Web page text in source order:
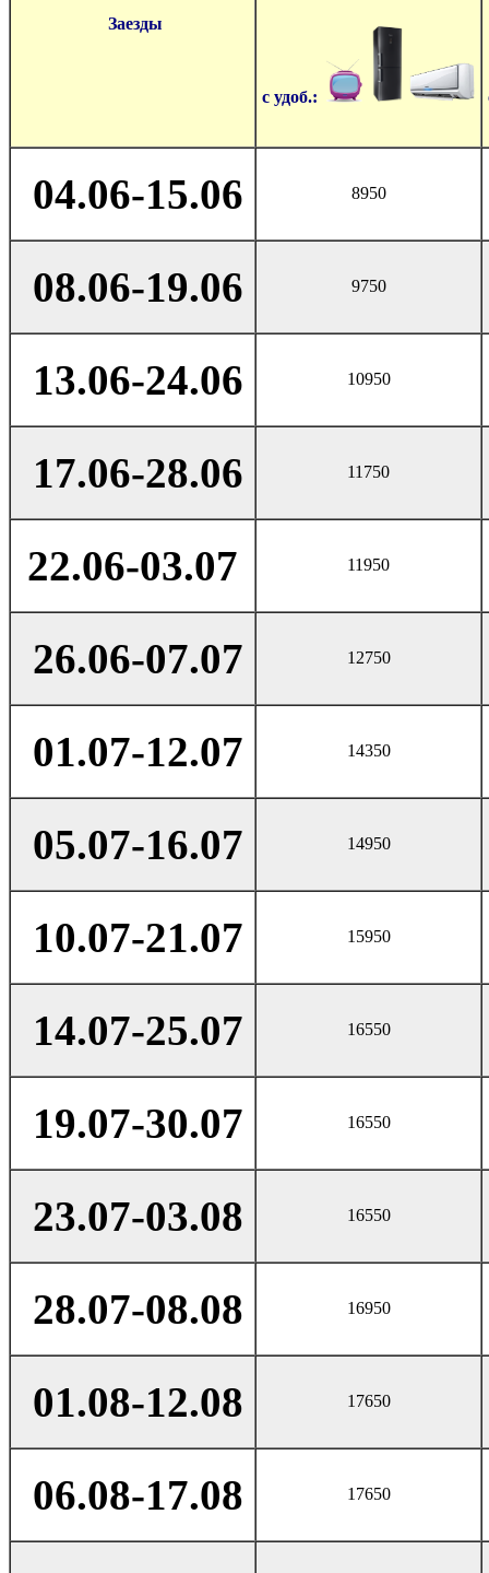
Заезды
с удоб.:
04.06-15.06 8950
08.06-19.06 9750
13.06-24.06 10950
17.06-28.06 11750
22.06-03.07 11950
26.06-07.07 12750
01.07-12.07 14350
05.07-16.07 14950
10.07-21.07 15950
14.07-25.07 16550
19.07-30.07 16550
23.07-03.08 16550
28.07-08.08 16950
01.08-12.08 17650
06.08-17.08 17650